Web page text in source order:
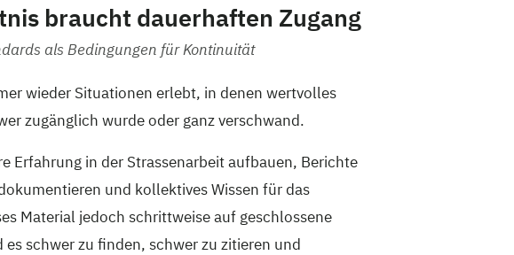
braucht dauerhaften Zugang
als Bedingungen für Kontinuität
wieder Situationen erlebt, in denen wertvolles
zugänglich wurde oder ganz verschwand.
Erfahrung in der Strassenarbeit aufbauen, Berichte
und kollektives Wissen für das
Material jedoch schrittweise auf geschlossene
schwer zu finden, schwer zu zitieren und